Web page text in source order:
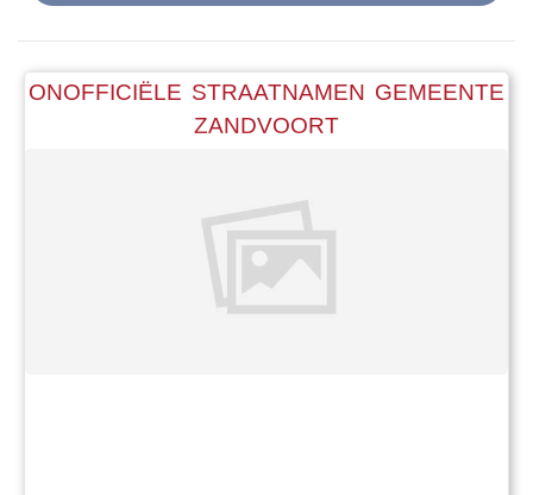
ONOFFICIËLE STRAATNAMEN GEMEENTE
ZANDVOORT